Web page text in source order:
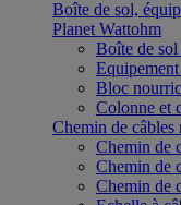
Boîte de sol,
Planet Wattohm
Boîte de sol
Bloc
Colonne et
Chemin de
Chemin de
Chemin de
Chemin de